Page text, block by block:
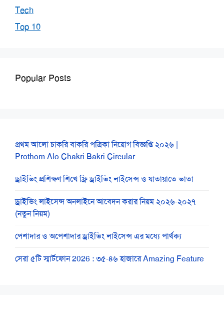
Tech
Top 10
Popular Posts
প্রথম আলো চাকরি বাকরি পত্রিকা নিয়োগ বিজ্ঞপ্তি ২০২৬ |
Prothom Alo Chakri Bakri Circular
ড্রাইভিং প্রশিক্ষণ শিখে ফ্রি ড্রাইভিং লাইসেন্স ও যাতায়াতে ভাতা
ড্রাইভিং লাইসেন্স অনলাইনে আবেদন করার নিয়ম ২০২৬-২০২৭
(নতুন নিয়ম)
পেশাদার ও অপেশাদার ড্রাইভিং লাইসেন্স এর মধ্যে পার্থক্য
সেরা ৫টি স্মার্টফোন 2026 : ৩৫-৪৬ হাজারে Amazing Feature